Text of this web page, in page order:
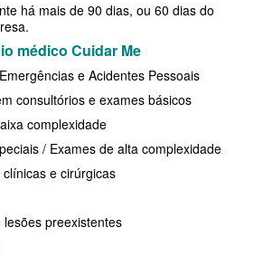
DE SAÚDE FAMILIAR
DE SAÚDE FAMILIAR
FAMILIAR
SAÚDE FAMILIAR
DE SAÚDE FAMILIAR
FAMILIAR
SAÚDE FAMILIAR
DE SAÚDE FAMILIAR
há mais de 90 dias, ou 60 dias do
médico Cuidar Me
e Acidentes Pessoais
consultórios e exames básicos
complexidade
/ Exames de alta complexidade
e cirúrgicas
preexistentes